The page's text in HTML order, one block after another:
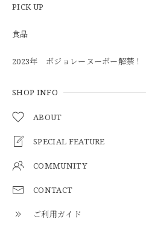
PICK UP
食品
2023年 ボジョレーヌーボー解禁！
SHOP INFO
ABOUT
SPECIAL FEATURE
COMMUNITY
CONTACT
ご利用ガイド